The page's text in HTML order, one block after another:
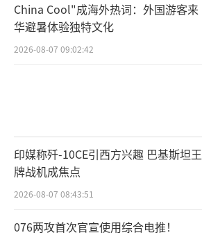
China Cool"成海外热词：外国游客来
华避暑体验独特文化
2026-08-07 09:02:42
印媒称歼-10CE引西方兴趣 巴基斯坦王
牌战机成焦点
2026-08-07 08:43:51
076两攻首次官宣使用综合电推！